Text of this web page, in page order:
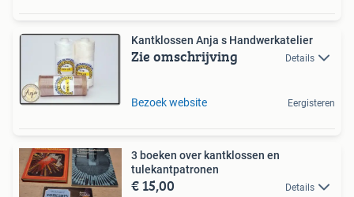
Kantklossen Anja s Handwerkatelier
Zie omschrijving Details
Bezoek website Eergisteren
3 boeken over kantklossen en
tulekantpatronen
€ 15,00 Details